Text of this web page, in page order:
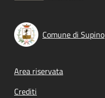
Comune di Supino
Footer menu
Area riservata
Crediti